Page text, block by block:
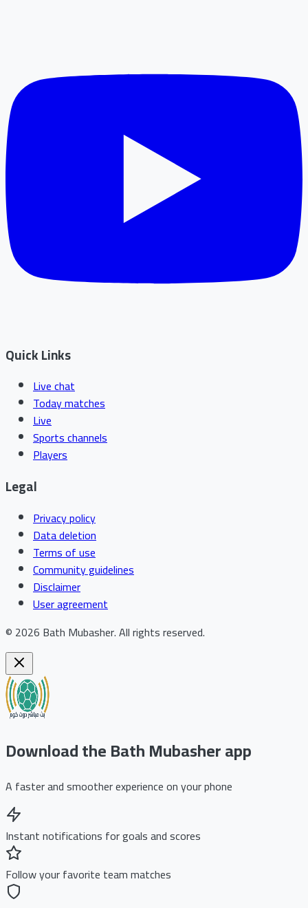
Quick Links
Live chat
Today matches
Live
Sports channels
Players
Legal
Privacy policy
Data deletion
Terms of use
Community guidelines
Disclaimer
User agreement
© 2026 Bath Mubasher.All rights reserved.
Download the Bath Mubasher app
A faster and smoother experience on your phone
Instant notifications for goals and scores
Follow your favorite team matches